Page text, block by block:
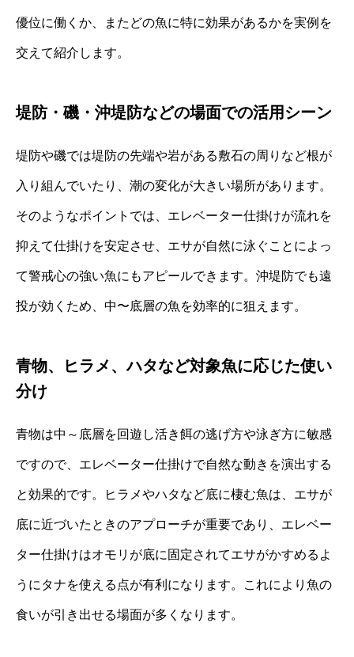
優位に働くか、またどの魚に特に効果があるかを実例を
交えて紹介します。
堤防・磯・沖堤防などの場面での活用シーン
堤防や磯では堤防の先端や岩がある敷石の周りなど根が
入り組んでいたり、潮の変化が大きい場所があります。
そのようなポイントでは、エレベーター仕掛けが流れを
抑えて仕掛けを安定させ、エサが自然に泳ぐことによっ
て警戒心の強い魚にもアピールできます。沖堤防でも遠
投が効くため、中〜底層の魚を効率的に狙えます。
青物、ヒラメ、ハタなど対象魚に応じた使い
分け
青物は中～底層を回遊し活き餌の逃げ方や泳ぎ方に敏感
ですので、エレベーター仕掛けで自然な動きを演出する
と効果的です。ヒラメやハタなど底に棲む魚は、エサが
底に近づいたときのアプローチが重要であり、エレベー
ター仕掛けはオモリが底に固定されてエサがかすめるよ
うにタナを使える点が有利になります。これにより魚の
食いが引き出せる場面が多くなります。